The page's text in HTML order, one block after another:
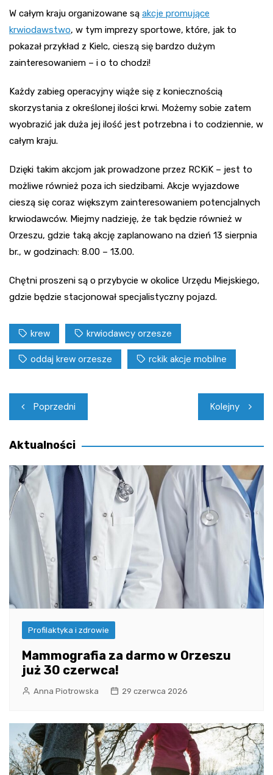
W całym kraju organizowane są akcje promujące
krwiodawstwo, w tym imprezy sportowe, które, jak to
pokazał przykład z Kielc, cieszą się bardzo dużym
zainteresowaniem – i o to chodzi!
Każdy zabieg operacyjny wiąże się z koniecznością
skorzystania z określonej ilości krwi. Możemy sobie zatem
wyobrazić jak duża jej ilość jest potrzebna i to codziennie, w
całym kraju.
Dzięki takim akcjom jak prowadzone przez RCKiK – jest to
możliwe również poza ich siedzibami. Akcje wyjazdowe
cieszą się coraz większym zainteresowaniem potencjalnych
krwiodawców. Miejmy nadzieję, że tak będzie również w
Orzeszu, gdzie taką akcję zaplanowano na dzień 13 sierpnia
br., w godzinach: 8.00 – 13.00.
Chętni proszeni są o przybycie w okolice Urzędu Miejskiego,
gdzie będzie stacjonował specjalistyczny pojazd.
krew krwiodawcy orzesze
oddaj krew orzesze rckik akcje mobilne
Nawigacja
wpisu
Poprzedni Kolejny
Aktualności
Profilaktyka i zdrowie
Mammografia za darmo w Orzeszu
już 30 czerwca!
Anna Piotrowska 29 czerwca 2026